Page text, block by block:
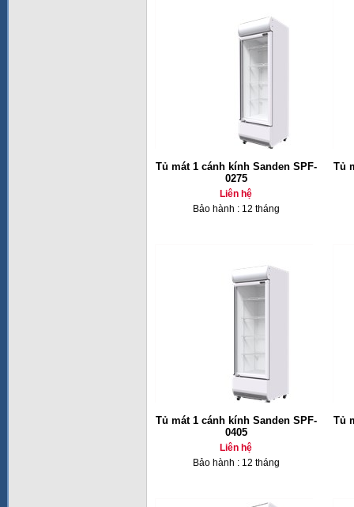
Tủ mát 1 cánh kính Sanden SPF-
0275
Liên hệ
Bảo hành : 12 tháng
Tủ
Tủ mát 1 cánh kính Sanden SPF-
0405
Liên hệ
Bảo hành : 12 tháng
Tủ